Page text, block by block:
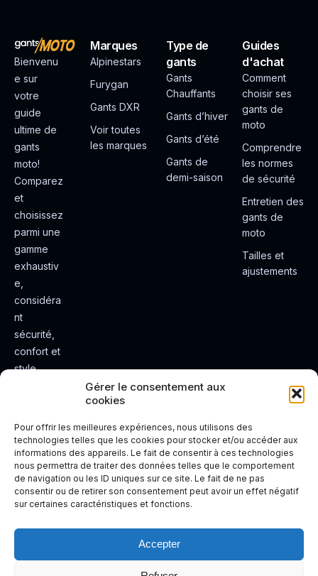
Gérer le consentement aux
cookies
Pour offrir les meilleures expériences, nous utilisons des
technologies telles que les cookies pour stocker et/ou accéder aux
informations des appareils. Le fait de consentir à ces technologies
nous permettra de traiter des données telles que le comportement
de navigation ou les ID uniques sur ce site. Le fait de ne pas
consentir ou de retirer son consentement peut avoir un effet négatif
sur certaines caractéristiques et fonctions.
Accepter
Bienvenu
e sur
votre
guide
ultime de
gants
moto!
Comparez
et
choisissez
parmi une
gamme
exhaustiv
e,
considéra
nt
sécurité,
confort et
style.
e de
conduite
plus sûre
et plus
agréable.
Marques
Alpinestars
Furygan
Gants DXR
Voir toutes
les marques
Type de
gants
Gants
Chauffants
Gants d’hiver
Gants d’été
Gants de
demi-saison
Guides
d'achat
Comment
choisir ses
gants de
moto
Comprendre
les normes
de sécurité
Entretien des
gants de
moto
Tailles et
ajustements